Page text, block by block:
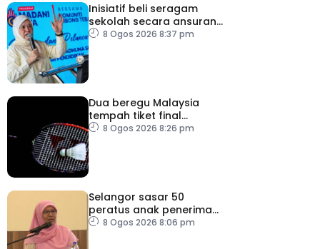
Inisiatif beli seragam
sekolah secara ansuran
ringankan beban ibu
8 Ogos 2026 8:37 pm
Dua beregu Malaysia
tempah tiket final
Masters Korea
8 Ogos 2026 8:26 pm
Selangor sasar 50
peratus anak penerima
bantuan JKM dapat
8 Ogos 2026 8:06 pm